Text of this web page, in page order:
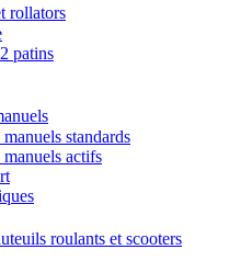
rollators
patins
standards
actifs
roulants et scooters